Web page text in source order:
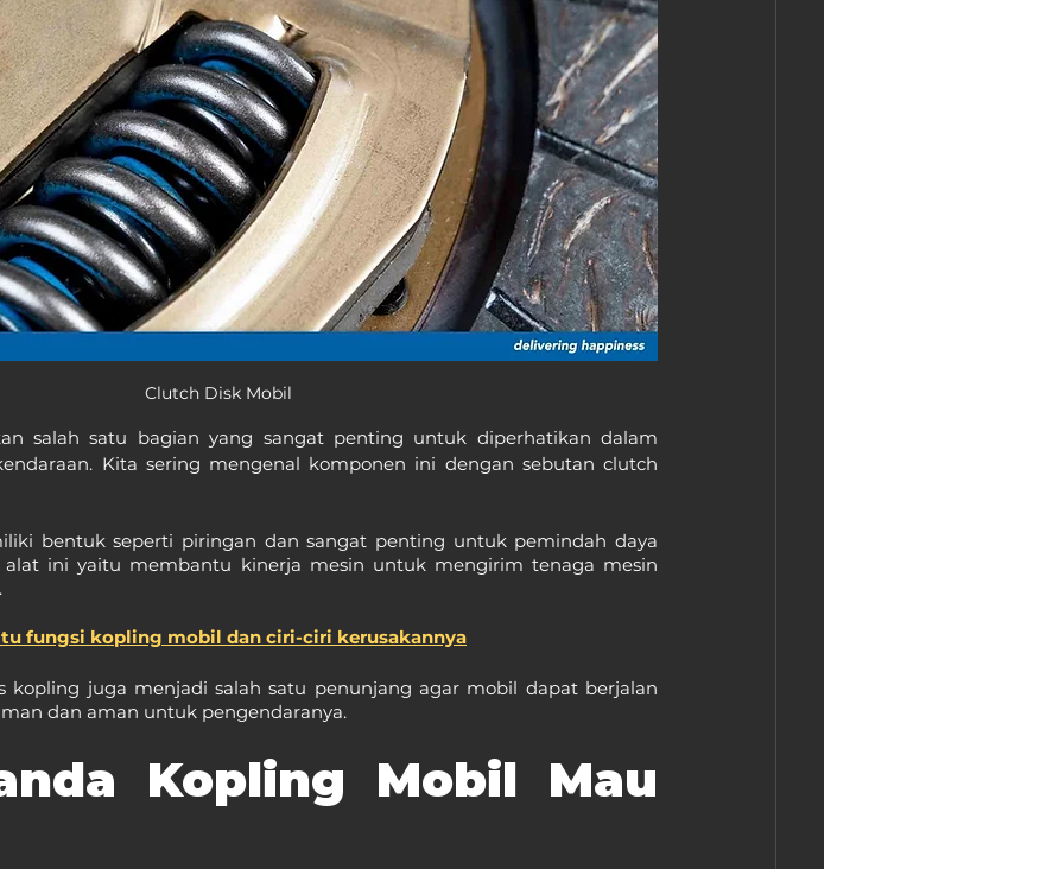
Clutch Disk Mobil
salah satu bagian yang sangat penting untuk diperhatikan dalam
Kita sering mengenal komponen ini dengan sebutan clutch
bentuk seperti piringan dan sangat penting untuk pemindah daya
alat ini yaitu membantu kinerja mesin untuk mengirim tenaga mesin
fungsi kopling mobil dan ciri-ciri kerusakannya
kopling juga menjadi salah satu penunjang agar mobil dapat berjalan
dan aman untuk pengendaranya.
Kopling Mobil Mau